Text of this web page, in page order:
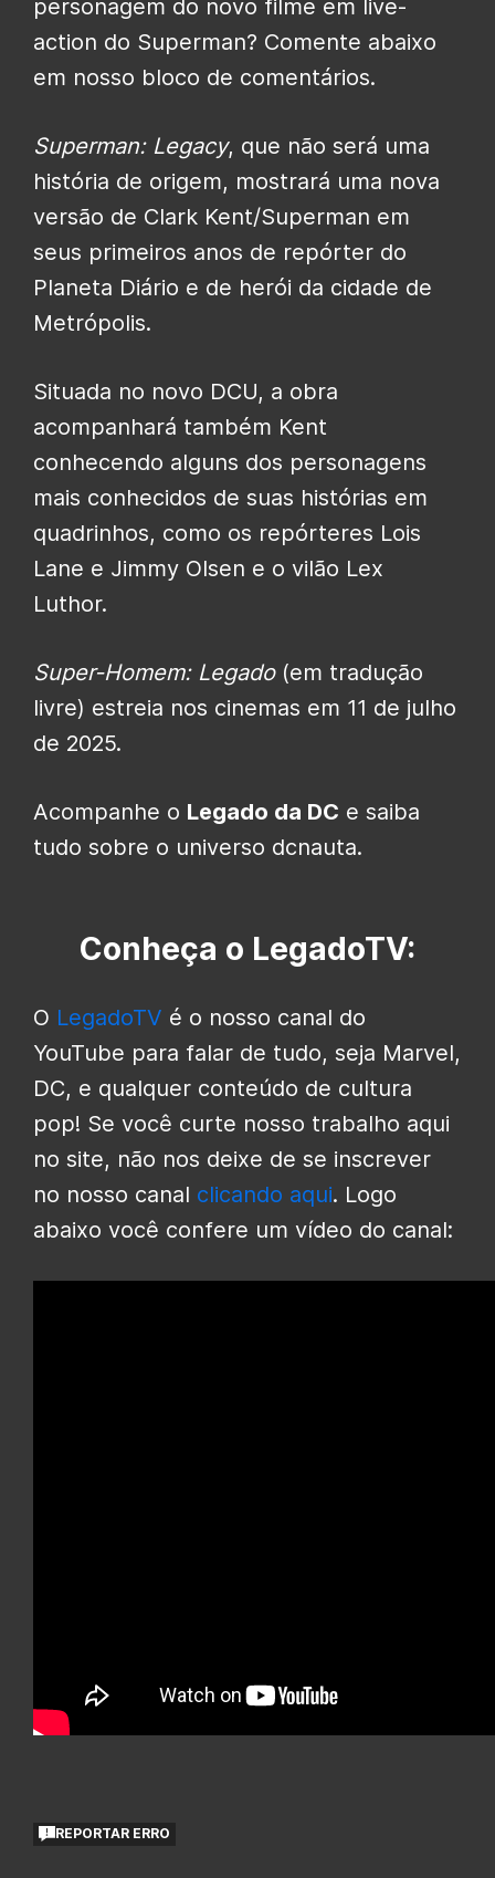
personagem do novo filme em live-
action do Superman? Comente abaixo
em nosso bloco de comentários.
Superman: Legacy, que não será uma
história de origem, mostrará uma nova
versão de Clark Kent/Superman em
seus primeiros anos de repórter do
Planeta Diário e de herói da cidade de
Metrópolis.
Situada no novo DCU, a obra
acompanhará também Kent
conhecendo alguns dos personagens
mais conhecidos de suas histórias em
quadrinhos, como os repórteres Lois
Lane e Jimmy Olsen e o vilão Lex
Luthor.
Super-Homem: Legado(em tradução
livre) estreia nos cinemas em 11 de julho
de 2025.
Acompanhe o Legado da DC e saiba
tudo sobre o universo dcnauta.
Conheça o LegadoTV:
O LegadoTV é o nosso canal do
YouTube para falar de tudo, seja Marvel,
DC, e qualquer conteúdo de cultura
pop! Se você curte nosso trabalho aqui
no site, não nos deixe de se inscrever
no nosso canal clicando aqui. Logo
abaixo você confere um vídeo do canal:
REPORTAR ERRO